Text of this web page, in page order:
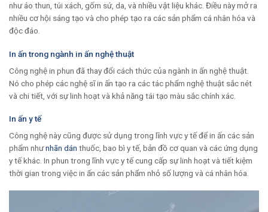
như áo thun, túi xách, gốm sứ, da, và nhiều vật liệu khác. Điều này mở ra
nhiều cơ hội sáng tạo và cho phép tạo ra các sản phẩm cá nhân hóa và
độc đáo.
In ấn trong ngành in ấn nghệ thuật
Công nghệ in phun đã thay đổi cách thức của ngành in ấn nghệ thuật.
Nó cho phép các nghệ sĩ in ấn tạo ra các tác phẩm nghệ thuật sắc nét
và chi tiết, với sự linh hoạt và khả năng tái tạo màu sắc chính xác.
In ấn y tế
Công nghệ này cũng được sử dụng trong lĩnh vực y tế để in ấn các sản
phẩm nhưnhãn dán thuốc, bao bì y tế, bản đồ cơ quan và các ứng dụng
y tế khác. In phun trong lĩnh vực y tế cung cấp sự linh hoạt và tiết kiệm
thời gian trong việc in ấn các sản phẩm nhỏ số lượng và cá nhân hóa.